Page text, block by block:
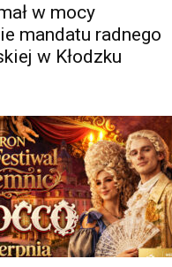
w mocy
mandatu radnego
w Kłodzku